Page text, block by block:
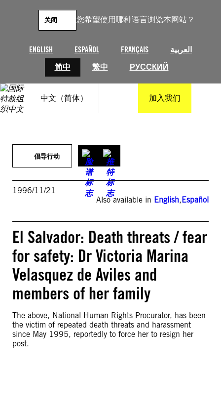
您希望使用哪种语言浏览本网站？
ENGLISH ESPAÑOL FRANÇAIS
العربية
简中
繁中 РУССКИЙ
关闭
中文（简体） 加入我们
倡导行动
1996/11/21
Also available in English,Español
El Salvador: Death threats / fear
for safety: Dr Victoria Marina
Velasquez de Aviles and
members of her family
The above, National Human Rights Procurator, has been
the victim of repeated death threats and harassment
since May 1995, reportedly to force her to resign her
post.